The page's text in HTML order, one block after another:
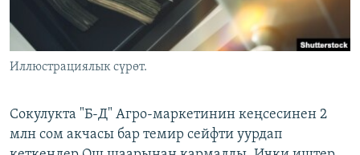
ЭЕ/АРнун бардык сайттары
Иллюстрациялык сүрөт.
Сокулукта "Б-Д" Агро-маркетинин кеңсесинен 2
млн сом акчасы бар темир сейфти уурдап